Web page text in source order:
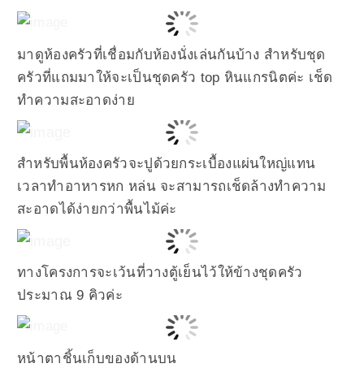
มาดูห้องครัวที่เชื่อมกับห้องนั่งเล่นกันบ้าง สำหรับชุด
ครัวที่แถมมาให้จะเป็นชุดครัว top หินแกรนิตค่ะ เช็ด
ทำความสะอาดง่าย
สำหรับพื้นห้องครัวจะปูด้วยกระเบื้องแผ่นใหญ่แทน
เวลาทำอาหารหก หล่น จะสามารถเช็ดล้างทำความ
สะอาดได้ง่ายกว่าพื้นไม้ค่ะ
ทางโครงการจะเว้นที่วางตู้เย็นไว้ให้ข้างชุดครัว
ประมาณ 9 คิวค่ะ
หน้าตาชิ้นเก็บของด้านบน